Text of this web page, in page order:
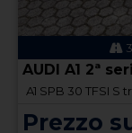
AUDI A1 2ª
A1 SPB 30 TFSI S
Prezzo